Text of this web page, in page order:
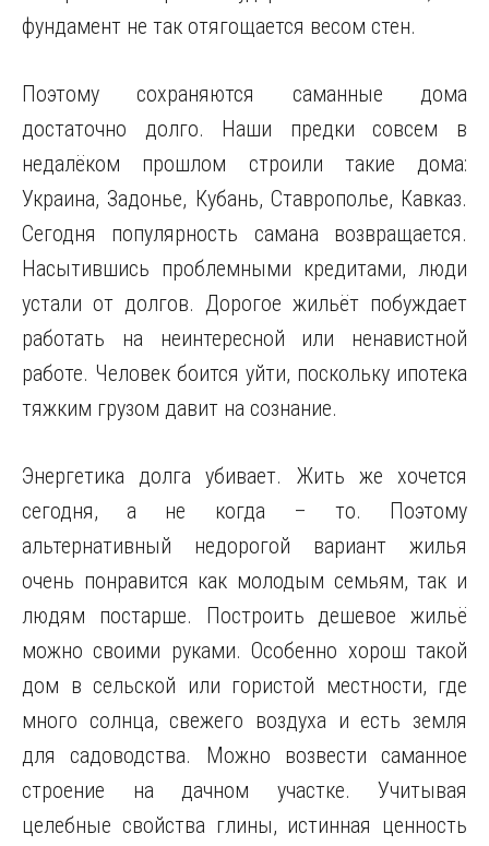
фундамент не так отягощается весом стен.
Поэтому сохраняются саманные дома
достаточно долго. Наши предки совсем в
недалёком прошлом строили такие дома:
Украина, Задонье, Кубань, Ставрополье, Кавказ.
Сегодня популярность самана возвращается.
Насытившись проблемными кредитами, люди
устали от долгов. Дорогое жильёт побуждает
работать на неинтересной или ненавистной
работе. Человек боится уйти, поскольку ипотека
тяжким грузом давит на сознание.
Энергетика долга убивает. Жить же хочется
сегодня, а не когда – то. Поэтому
альтернативный недорогой вариант жилья
очень понравится как молодым семьям, так и
людям постарше. Построить дешевое жильё
можно своими руками. Особенно хорош такой
дом в сельской или гористой местности, где
много солнца, свежего воздуха и есть земля
для садоводства. Можно возвести саманное
строение на дачном участке. Учитывая
целебные свойства глины, истинная ценность